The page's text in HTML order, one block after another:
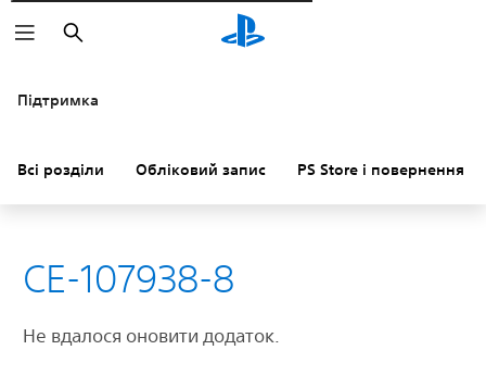
Пошук
Підтримка
Всі розділи Обліковий запис PS Store і повернення
CE-107938-8
Не вдалося оновити додаток.